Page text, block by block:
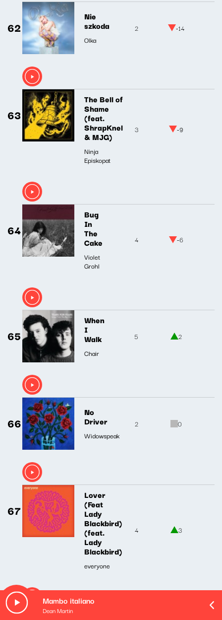
Mambo italiano
Dean Martin
62
Nie
szkoda
Olka
2 -14
63
The Bell of
Shame
(feat.
ShrapKnel
& MJG)
Ninja
Episkopat
3 -9
64
Bug
In
The
Cake
Violet
Grohl
4 -6
65
When
I
Walk
Chair
5 2
66
No
Driver
Widowspeak
2 0
67
Lover
(Feat
Lady
Blackbird)
(feat.
Lady
Blackbird)
everyone
4 3